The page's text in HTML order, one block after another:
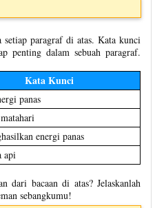
paragraf di atas. Kata kunci
penting dalam sebuah paragraf.
Kata Kunci
panas
energi panas
api
dari bacaan di atas? Jelaskanlah
sebangkumu!